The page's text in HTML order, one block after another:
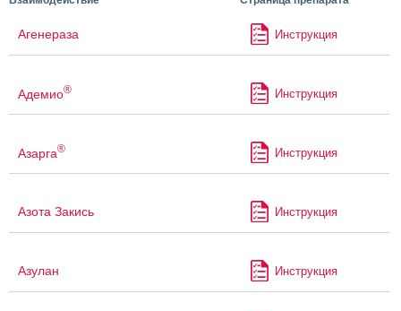
Агенераза Инструкция
Адемио® Инструкция
Азарга® Инструкция
Азота Закись Инструкция
Азулан Инструкция